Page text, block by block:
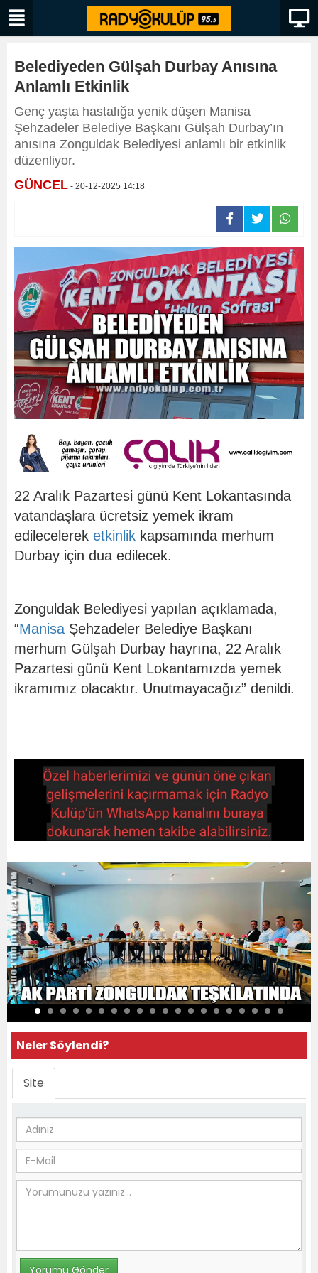
Belediyeden Gülşah Durbay Anısına
Anlamlı Etkinlik
Genç yaşta hastalığa yenik düşen Manisa
Şehzadeler Belediye Başkanı Gülşah Durbay’ın
anısına Zonguldak Belediyesi anlamlı bir etkinlik
düzenliyor.
GÜNCEL - 20-12-2025 14:18
22 Aralık Pazartesi günü Kent Lokantasında
vatandaşlara ücretsiz yemek ikram
edilecelerek etkinlik kapsamında merhum
Durbay için dua edilecek.
Zonguldak Belediyesi yapılan açıklamada,
“Manisa Şehzadeler Belediye Başkanı
merhum Gülşah Durbay hayrına, 22 Aralık
Pazartesi günü Kent Lokantamızda yemek
ikramımız olacaktır. Unutmayacağız” denildi.
Neler Söylendi?
Site